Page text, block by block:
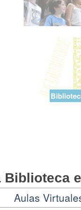
Biblioteca
Aulas